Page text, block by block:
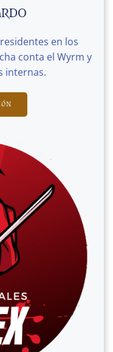
en los
conta el Wyrm y
internas.